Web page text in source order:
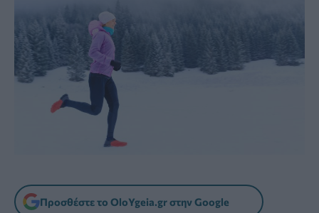
Προσθέστε το OloYgeia.gr στην Google